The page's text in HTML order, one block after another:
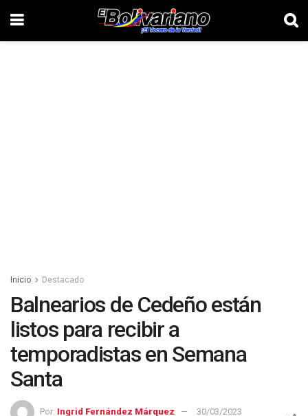
Inicio Destacado
Balnearios de Cedeño están
listos para recibir a
temporadistas en Semana
Santa
Por: Ingrid Fernández Márquez
30/03/2023